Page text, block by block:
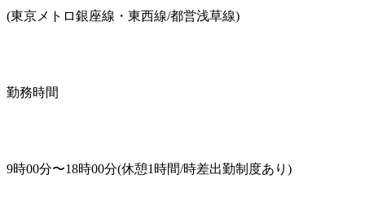
(東京メトロ銀座線・東西線/都営浅草線)
勤務時間
9時00分〜18時00分(休憩1時間/時差出勤制度あり)